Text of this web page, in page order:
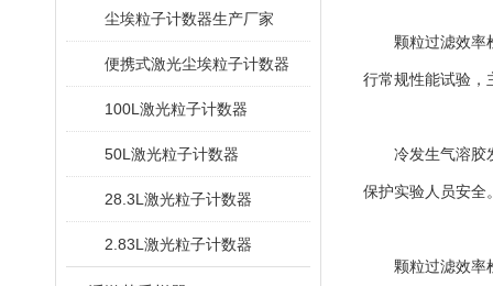
尘埃粒子计数器生产厂家
便携式激光尘埃粒子计数器
100L激光粒子计数器
50L激光粒子计数器
28.3L激光粒子计数器
2.83L激光粒子计数器
颗粒过滤效率检
行常规性能试验，
冷发生气溶胶发
保护实验人员安全
颗粒过滤效率检